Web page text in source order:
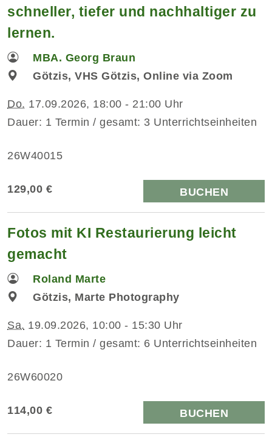
schneller, tiefer und nachhaltiger zu
lernen.
MBA. Georg Braun
Götzis, VHS Götzis, Online via Zoom
Do. 17.09.2026, 18:00 - 21:00 Uhr
Dauer: 1 Termin / gesamt: 3 Unterrichtseinheiten
26W40015
129,00 € BUCHEN
Fotos mit KI Restaurierung leicht
gemacht
Roland Marte
Götzis, Marte Photography
Sa. 19.09.2026, 10:00 - 15:30 Uhr
Dauer: 1 Termin / gesamt: 6 Unterrichtseinheiten
26W60020
114,00 € BUCHEN